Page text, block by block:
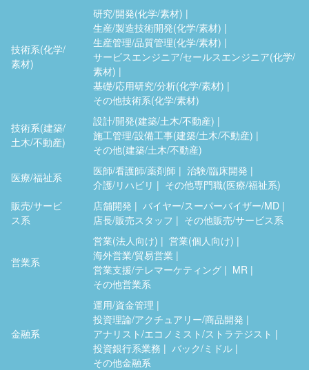
技術系(化学/
素材)
研究/開発(化学/素材)
生産/製造技術開発(化学/素材)
生産管理/品質管理(化学/素材)
サービスエンジニア/セールスエンジニア(化学/
素材)
基礎/応用研究/分析(化学/素材)
その他技術系(化学/素材)
技術系(建築/
土木/不動産)
設計/開発(建築/土木/不動産)
施工管理/設備工事(建築/土木/不動産)
その他(建築/土木/不動産)
医療/福祉系
医師/看護師/薬剤師
治験/臨床開発
介護/リハビリ
その他専門職(医療/福祉系)
販売/サービ
ス系
店舗開発
バイヤー/スーパーバイザー/MD
店長/販売スタッフ
その他販売/サービス系
営業系
営業(法人向け)
営業(個人向け)
海外営業/貿易営業
営業支援/テレマーケティング
MR
その他営業系
金融系
運用/資金管理
投資理論/アクチュアリー/商品開発
アナリスト/エコノミスト/ストラテジスト
投資銀行系業務
バック/ミドル
その他金融系